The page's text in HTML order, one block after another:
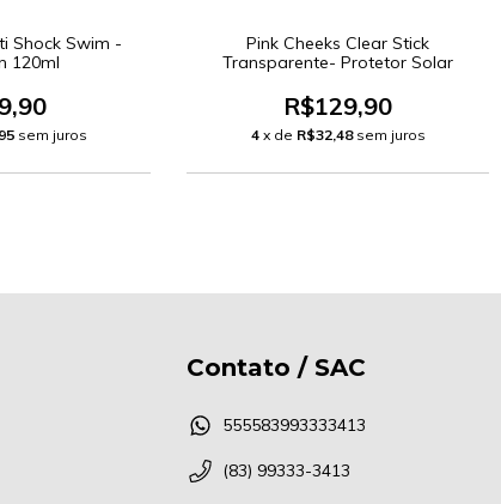
Shock Swim -
120ml
sem juros
Pink Cheeks Clear Stick
Transparente- Protetor Solar
R$129,90
4 x de R$32,48 sem juros
Contato / SAC
555583993333413
(83) 99333-3413